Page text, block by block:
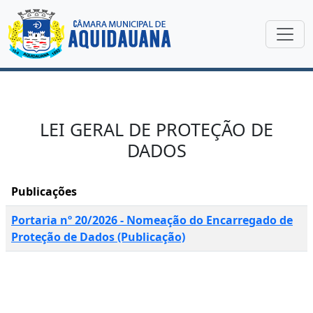
LEI GERAL DE PROTEÇÃO DE
DADOS
Publicações
Portaria nº 20/2026 - Nomeação do Encarregado de
Proteção de Dados (Publicação)